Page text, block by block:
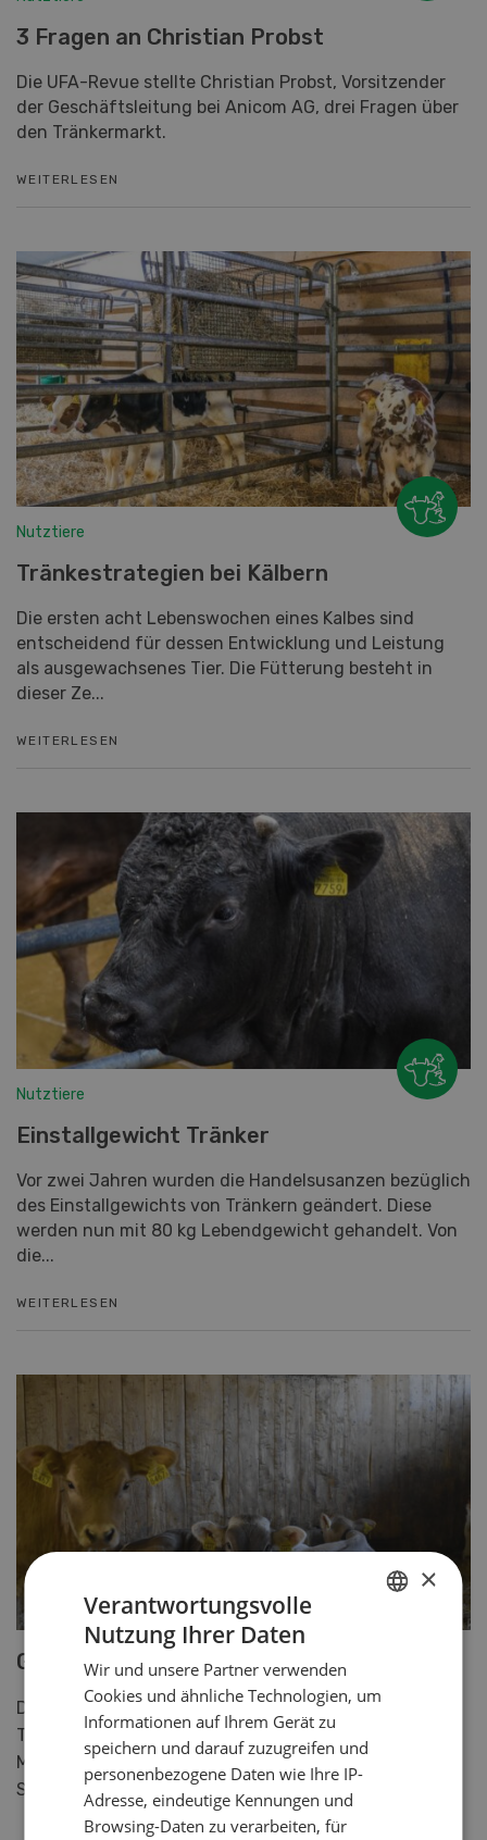
3 Fragen an Christian Probst
Die UFA-Revue stellte Christian Probst, Vorsitzender
der Geschäftsleitung bei Anicom AG, drei Fragen über
den Tränkermarkt.
WEITERLESEN
Nutztiere
Tränkestrategien bei Kälbern
Die ersten acht Lebenswochen eines Kalbes sind
entscheidend für dessen Entwicklung und Leistung
als ausgewachsenes Tier. Die Fütterung besteht in
dieser Ze...
WEITERLESEN
Nutztiere
Einstallgewicht Tränker
Vor zwei Jahren wurden die Handelsusanzen bezüglich
des Einstallgewichts von Tränkern geändert. Diese
werden nun mit 80 kg Lebendgewicht gehandelt. Von
die...
WEITERLESEN
Gesündere Kälber dank Projekt
Der SMP-Vorstand liess sich über das Projekt KGD-
Tränker informieren. Die Auswertung zeigt, dass die
Massnahmen für gesündere Kälber und eine bessere
Schlachtausbeute sorgen.
×
Verantwortungsvolle
Nutzung Ihrer Daten
Wir und unsere Partner verwenden
Cookies und ähnliche Technologien, um
Informationen auf Ihrem Gerät zu
speichern und darauf zuzugreifen und
personenbezogene Daten wie Ihre IP-
Adresse, eindeutige Kennungen und
Browsing-Daten zu verarbeiten, für